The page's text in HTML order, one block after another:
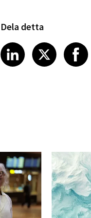
Dela detta
Share article
LinkedIn
Share
X